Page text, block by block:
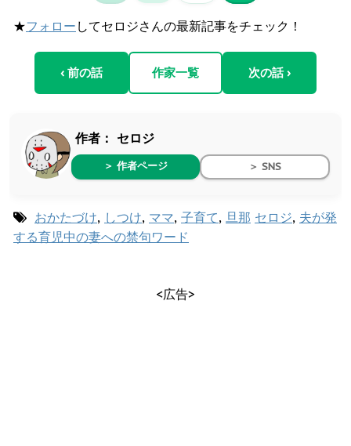
★フォロー してセロジさんの最新記事をチェック！
‹ 前の話 作家一覧 次の話 ›
作者： セロジ
＞ 作者ページ ＞ SNS
おかたづけ, しつけ, ママ, 子育て, 旦那 セロジ, 夫が発
する育児中の妻への禁句ワード
<広告>